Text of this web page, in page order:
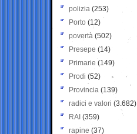
polizia (253)
Porto (12)
povertà (502)
Presepe (14)
Primarie (149)
Prodi (52)
Provincia (139)
radici e valori (3.682)
RAI (359)
rapine (37)